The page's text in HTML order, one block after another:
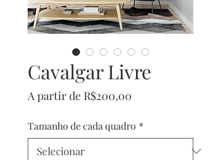
Cavalgar Livre
A partir de R$200,00
Tamanho de cada quadro *